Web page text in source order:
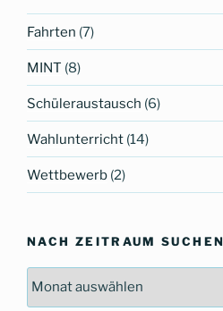
Fahrten (7)
MINT (8)
Schüleraustausch (6)
Wahlunterricht (14)
Wettbewerb (2)
NACH ZEITRAUM SUCHEN